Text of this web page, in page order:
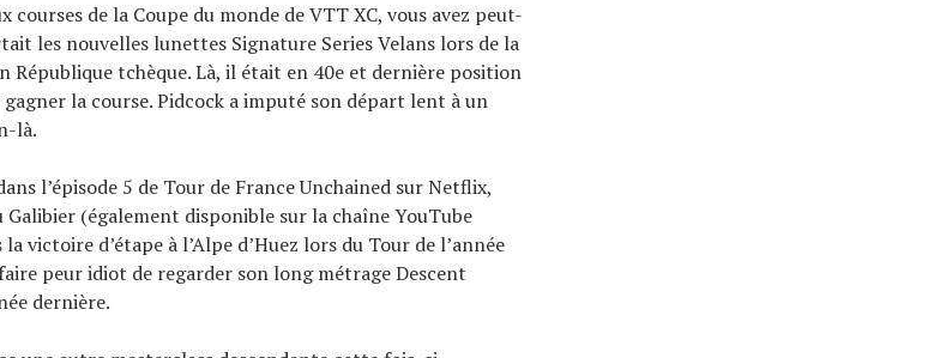
de la Coupe du monde de VTT XC, vous avez peut-
les nouvelles lunettes Signature Series Velans lors de la
République tchèque. Là, il était en 40e et dernière position
la course. Pidcock a imputé son départ lent à un
là.
l’épisode 5 de Tour de France Unchained sur Netflix,
Galibier (également disponible sur la chaîne YouTube
victoire d’étape à l’Alpe d’Huez lors du Tour de l’année
peur idiot de regarder son long métrage Descent
dernière.